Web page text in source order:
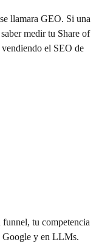
llamara GEO. Si una
medir tu Share of
el SEO de
tu competencia
Google y en LLMs.